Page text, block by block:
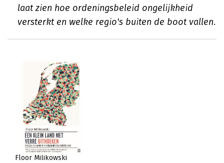
laat zien hoe ordeningsbeleid ongelijkheid
versterkt en welke regio's buiten de boot vallen.
Floor Milikowski